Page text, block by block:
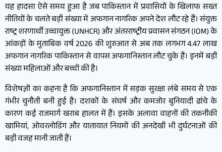
यह हादसा ऐसे समय हुआ है जब पाकिस्तान में प्रवासियों के खिलाफ सख्त
नीतियों के चलते बड़ी संख्या में अफगान नागरिक अपने देश लौट रहे हैं। संयुक्त
राष्ट्र शरणार्थी उच्चायुक्त (UNHCR) और अंतरराष्ट्रीय प्रवासन संगठन (IOM) के
आंकड़ों के मुताबिक वर्ष 2026 की शुरुआत से अब तक लगभग 4.47 लाख
अफगान नागरिक पाकिस्तान से वापस अफगानिस्तान लौट चुके हैं। इनमें बड़ी
संख्या महिलाओं और बच्चों की है।
विशेषज्ञों का कहना है कि अफगानिस्तान में सड़क सुरक्षा लंबे समय से एक
गंभीर चुनौती बनी हुई है। दशकों के संघर्ष और कमजोर बुनियादी ढांचे के
कारण कई राजमार्ग खराब हालत में हैं। इसके अलावा वाहनों की तकनीकी
खामियां, ओवरलोडिंग और यातायात नियमों की अनदेखी भी दुर्घटनाओं की
बड़ी वजह मानी जाती हैं।